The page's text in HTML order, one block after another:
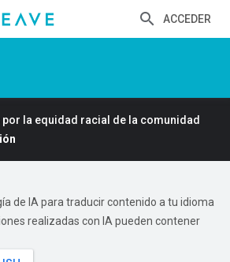
ACCEDER
por la equidad racial de la comunidad
de IA para traducir contenido a tu idioma
realizadas con IA pueden contener